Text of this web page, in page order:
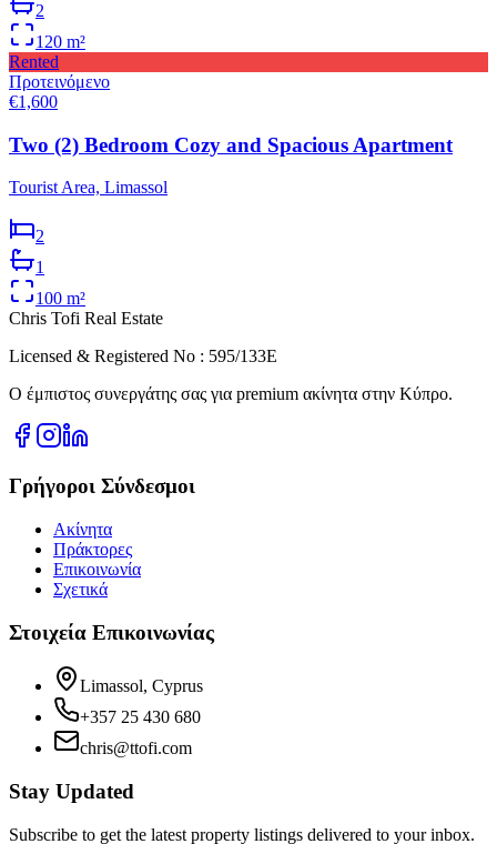
2
120 m²
Rented
Προτεινόμενο
€1,600
Two (2) Bedroom Cozy and Spacious Apartment
Tourist Area, Limassol
2
1
100 m²
Chris Tofi Real Estate
Licensed & Registered No : 595/133E
Ο έμπιστος συνεργάτης σας για premium ακίνητα στην Κύπρο.
Γρήγοροι Σύνδεσμοι
Ακίνητα
Πράκτορες
Επικοινωνία
Σχετικά
Στοιχεία Επικοινωνίας
Limassol, Cyprus
+357 25 430 680
chris@ttofi.com
Stay Updated
Subscribe to get the latest property listings delivered to your inbox.